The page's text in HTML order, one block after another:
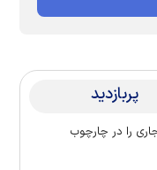
پربازدید
آمریکا ۵۳ کشتی تجاری را در چارچوب